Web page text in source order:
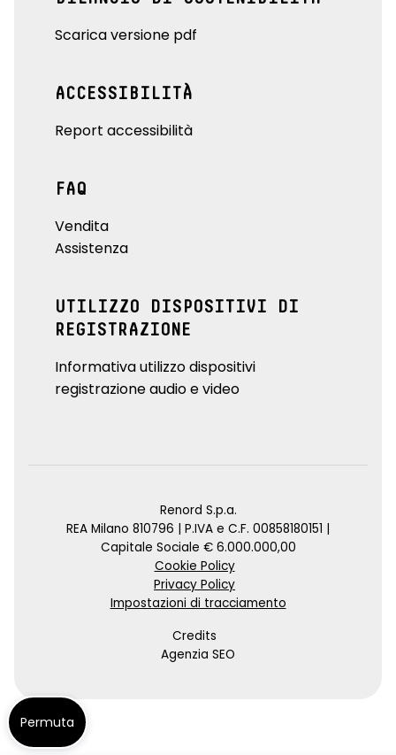
Scarica versione pdf
ACCESSIBILITÀ
Report accessibilità
FAQ
Vendita
Assistenza
UTILIZZO DISPOSITIVI DI
REGISTRAZIONE
Informativa utilizzo dispositivi
registrazione audio e video
Renord S.p.a.
REA Milano 810796 | P.IVA e C.F. 00858180151 |
Capitale Sociale € 6.000.000,00
Cookie Policy
Privacy Policy
Impostazioni di tracciamento
Credits
Agenzia SEO
Permuta